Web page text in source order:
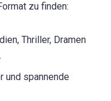
zu finden:
Thriller, Dramen
und spannende